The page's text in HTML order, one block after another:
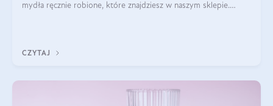
mydła ręcznie robione, które znajdziesz w naszym sklepie.
CZYTAJ